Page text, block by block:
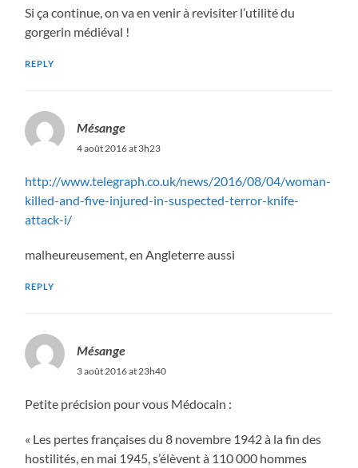
Si ça continue, on va en venir à revisiter l’utilité du
gorgerin médiéval !
REPLY
Mésange
4 août 2016 at 3h23
http://www.telegraph.co.uk/news/2016/08/04/woman-
killed-and-five-injured-in-suspected-terror-knife-
attack-i/
malheureusement, en Angleterre aussi
REPLY
Mésange
3 août 2016 at 23h40
Petite précision pour vous Médocain :
« Les pertes françaises du 8 novembre 1942 à la fin des
hostilités, en mai 1945, s’élèvent à 110 000 hommes